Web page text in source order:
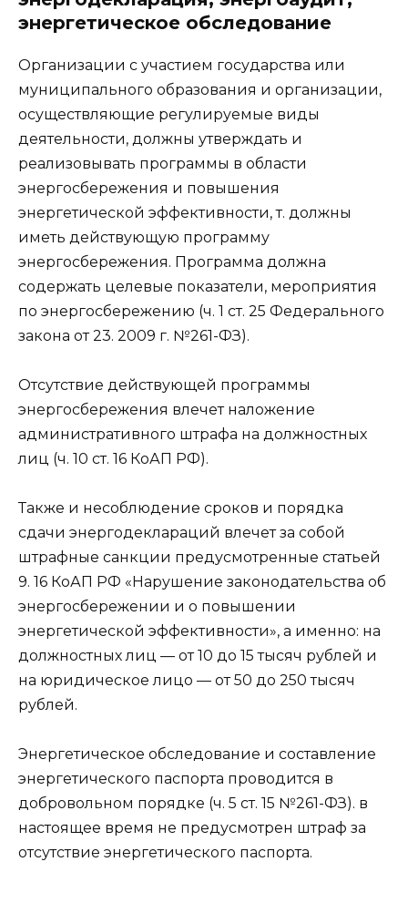
энергетическое обследование
Организации с участием государства или
муниципального образования и организации,
осуществляющие регулируемые виды
деятельности, должны утверждать и
реализовывать программы в области
энергосбережения и повышения
энергетической эффективности, т. должны
иметь действующую программу
энергосбережения. Программа должна
содержать целевые показатели, мероприятия
по энергосбережению (ч. 1 ст. 25 Федерального
закона от 23. 2009 г. №261-ФЗ).
Отсутствие действующей программы
энергосбережения влечет наложение
административного штрафа на должностных
лиц (ч. 10 ст. 16 КоАП РФ).
Также и несоблюдение сроков и порядка
сдачи энергодеклараций влечет за собой
штрафные санкции предусмотренные статьей
9. 16 КоАП РФ «Нарушение законодательства об
энергосбережении и о повышении
энергетической эффективности», а именно: на
должностных лиц — от 10 до 15 тысяч рублей и
на юридическое лицо — от 50 до 250 тысяч
рублей.
Энергетическое обследование и составление
энергетического паспорта проводится в
добровольном порядке (ч. 5 ст. 15 №261-ФЗ). в
настоящее время не предусмотрен штраф за
отсутствие энергетического паспорта.